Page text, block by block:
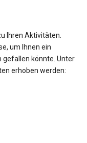
Ihren Aktivitäten.
um Ihnen ein
gefallen könnte. Unter
erhoben werden: